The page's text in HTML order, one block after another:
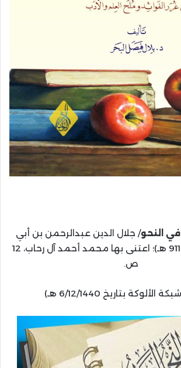
النحو/ جلال الدين عبدالرحمن بن أبي
بكر السيوطي (ت 911 هـ)؛ اعتنى بها محمد أحمد آل رحاب، 12
ص.
بتاريخ 6/12/1440 هـ)